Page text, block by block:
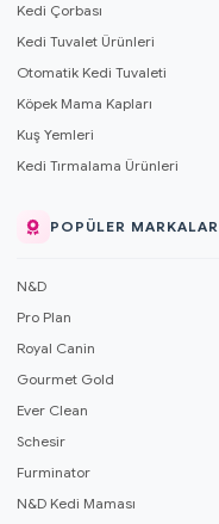
Kedi Çorbası
Kedi Tuvalet Ürünleri
Otomatik Kedi Tuvaleti
Köpek Mama Kapları
Kuş Yemleri
Kedi Tırmalama Ürünleri
POPÜLER MARKALAR
N&D
Pro Plan
Royal Canin
Gourmet Gold
Ever Clean
Schesir
Furminator
N&D Kedi Maması